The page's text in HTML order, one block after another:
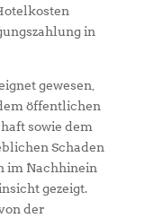
in
gewesen,
öffentlichen
sowie dem
Schaden
im Nachhinein
gezeigt.
der